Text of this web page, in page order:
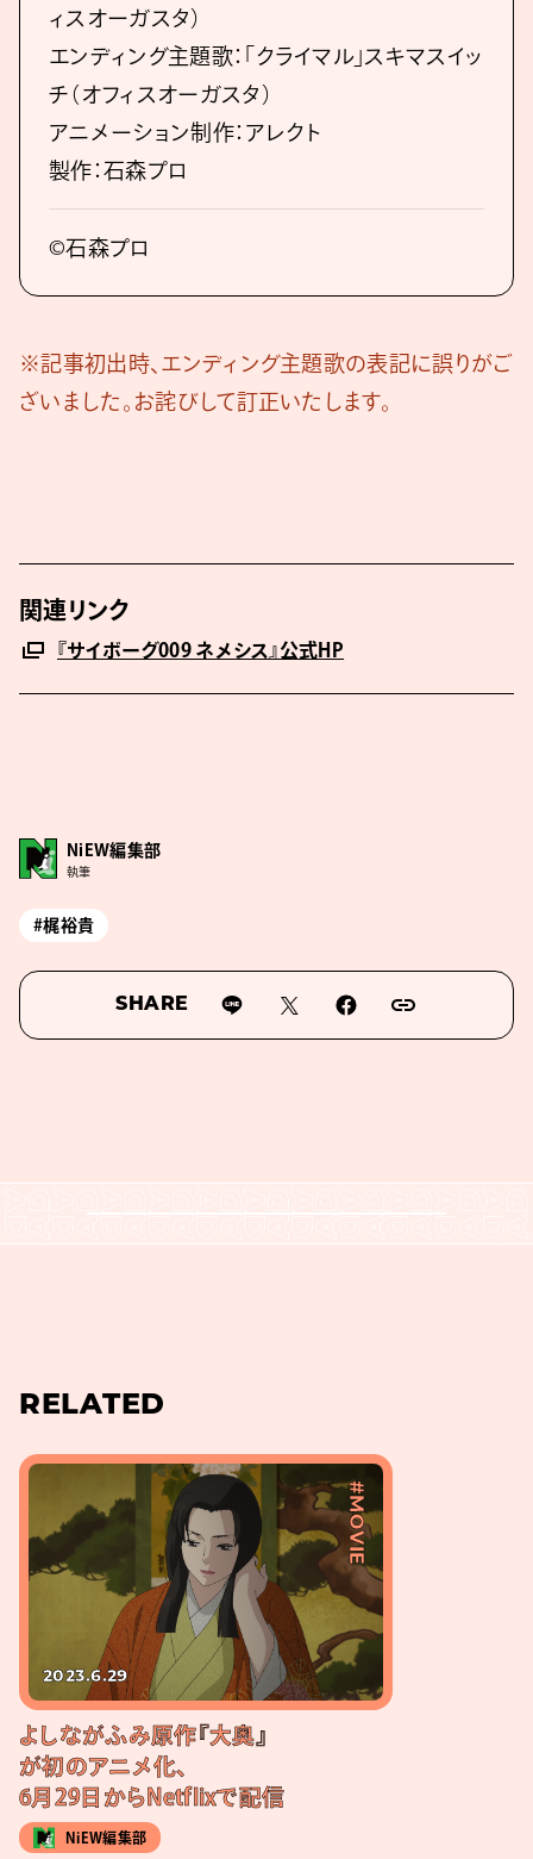
ィスオーガスタ）
エンディング主題歌：「クライマル」スキマスイッ
チ（オフィスオーガスタ）
アニメーション制作：アレクト
製作：石森プロ
©石森プロ
※記事初出時、エンディング主題歌の表記に誤りがご
ざいました。お詫びして訂正いたします。
関連リンク
『サイボーグ009 ネメシス』公式HP
NiEW編集部
執筆
#梶裕貴
SHARE
RELATED
#MOVIE
2023.6.29
よしながふみ原作『大奥』
が初のアニメ化、
6月29日からNetflixで配信
NiEW編集部